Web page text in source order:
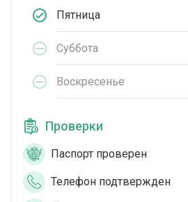
Пятница
Суббота
Воскресенье
Проверки
Паспорт проверен
Телефон подтвержден